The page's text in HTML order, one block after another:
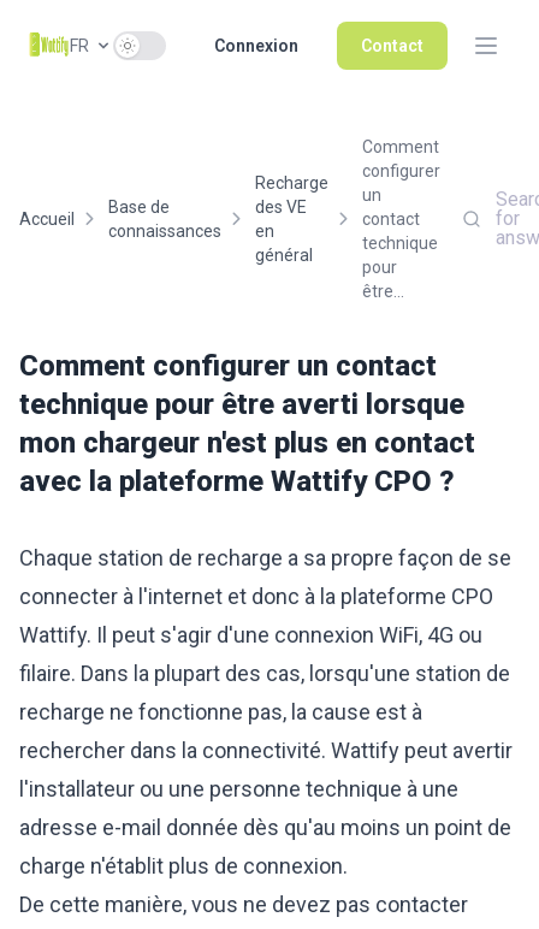
FR Use setting Connexion Contact
Accueil
Base de
connaissances
Recharge
des VE
en
général
Comment
configurer
un
contact
technique
pour
être...
for
Comment configurer un contact
technique pour être averti lorsque
mon chargeur n'est plus en contact
avec la plateforme Wattify CPO ?
Chaque station de recharge a sa propre façon de se
connecter à l'internet et donc à la plateforme CPO
Wattify. Il peut s'agir d'une connexion WiFi, 4G ou
filaire. Dans la plupart des cas, lorsqu'une station de
recharge ne fonctionne pas, la cause est à
rechercher dans la connectivité. Wattify peut avertir
l'installateur ou une personne technique à une
adresse e-mail donnée dès qu'au moins un point de
charge n'établit plus de connexion.
De cette manière, vous ne devez pas contacter